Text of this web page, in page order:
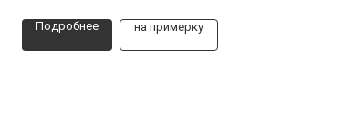
Подробнее на примерку